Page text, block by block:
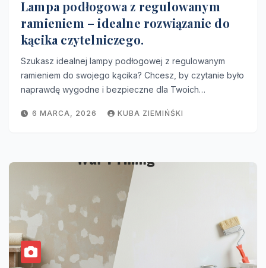
Lampa podłogowa z regulowanym
ramieniem – idealne rozwiązanie do
kącika czytelniczego.
Szukasz idealnej lampy podłogowej z regulowanym
ramieniem do swojego kącika? Chcesz, by czytanie było
naprawdę wygodne i bezpieczne dla Twoich…
6 MARCA, 2026 KUBA ZIEMIŃŚKI